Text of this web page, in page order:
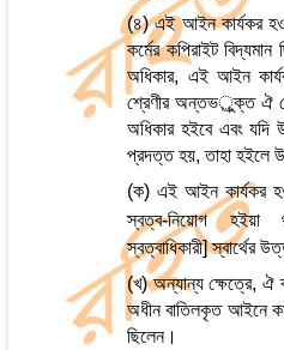
(৪) এই আইন কার্যকর
কর্মের কপিরাইট
অধিকার, এই আইন
শ্রেণীর অন্তভর্ুক্ত ঐ
অধিকার হইবে এবং যদি
প্রদত্ত হয়, তাহা হইলে
(ক) এই আইন কার্যকর
স্বত্ব-নিয়োগ
স্বত্বাধিকারী] স্বার্থের
(খ) অন্যান্য ক্ষেত্রে, ঐ
অধীন বাতিলকৃত আইনে
ছিলেন।